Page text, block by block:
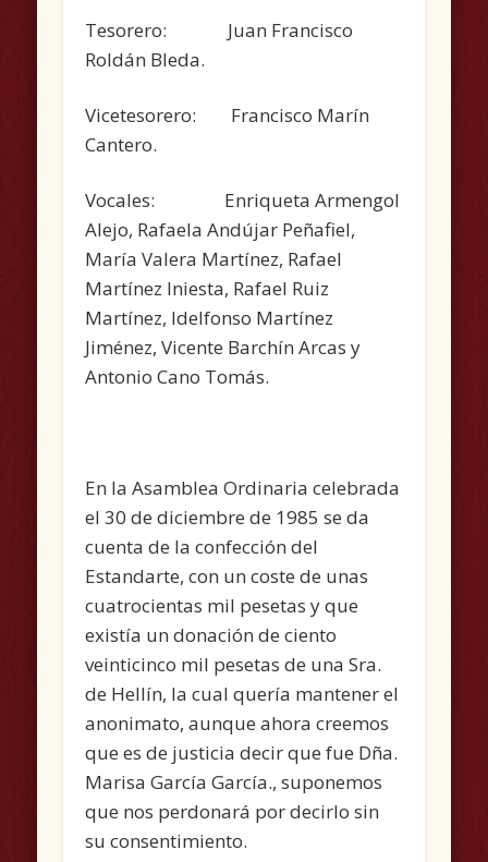
Tesorero: Juan Francisco
Roldán Bleda.
Vicetesorero: Francisco Marín
Cantero.
Vocales: Enriqueta Armengol
Alejo, Rafaela Andújar Peñafiel,
María Valera Martínez, Rafael
Martínez Iniesta, Rafael Ruiz
Martínez, Idelfonso Martínez
Jiménez, Vicente Barchín Arcas y
Antonio Cano Tomás.
En la Asamblea Ordinaria celebrada
el 30 de diciembre de 1985 se da
cuenta de la confección del
Estandarte, con un coste de unas
cuatrocientas mil pesetas y que
existía un donación de ciento
veinticinco mil pesetas de una Sra.
de Hellín, la cual quería mantener el
anonimato, aunque ahora creemos
que es de justicia decir que fue Dña.
Marisa García García., suponemos
que nos perdonará por decirlo sin
su consentimiento.